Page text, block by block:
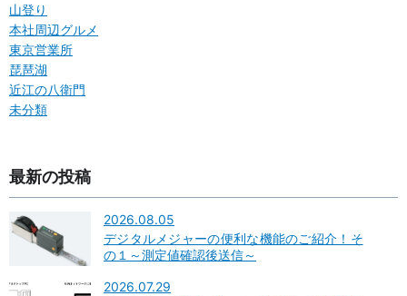
山登り
本社周辺グルメ
東京営業所
琵琶湖
近江の八衛門
未分類
最新の投稿
2026.08.05
デジタルメジャーの便利な機能のご紹介！そ
の１～測定値確認後送信～
2026.07.29